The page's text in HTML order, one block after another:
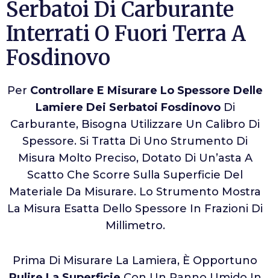
Serbatoi Di Carburante
Interrati O Fuori Terra A
Fosdinovo
Per Controllare E Misurare Lo Spessore Delle
Lamiere Dei Serbatoi FosdinovoDi
Carburante, Bisogna Utilizzare Un Calibro Di
Spessore. Si Tratta Di Uno Strumento Di
Misura Molto Preciso, Dotato Di Un’asta A
Scatto Che Scorre Sulla Superficie Del
Materiale Da Misurare. Lo Strumento Mostra
La Misura Esatta Dello Spessore In Frazioni Di
Millimetro.
Prima Di Misurare La Lamiera, È Opportuno